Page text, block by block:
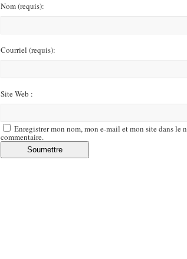
Nom(requis):
Courriel (requis):
Site Web :
Enregistrer mon nom, mon e-mail et mon site dans le
commentaire.